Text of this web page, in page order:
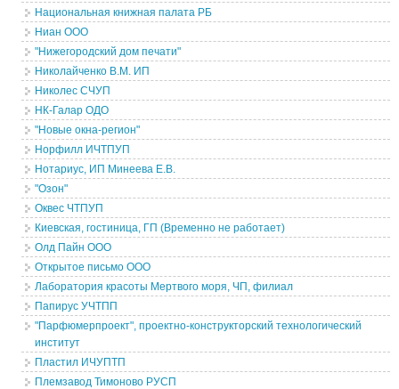
Национальная книжная палата РБ
Ниан ООО
"Нижегородский дом печати"
Николайченко В.М. ИП
Николес СЧУП
НК-Галар ОДО
"Новые окна-регион"
Норфилл ИЧТПУП
Нотариус, ИП Минеева Е.В.
"Озон"
Оквес ЧТПУП
Киевская, гостиница, ГП (Временно не работает)
Олд Пайн ООО
Открытое письмо ООО
Лаборатория красоты Мертвого моря, ЧП, филиал
Папирус УЧТПП
"Парфюмерпроект", проектно-конструкторский технологический
институт
Пластил ИЧУПТП
Племзавод Тимоново РУСП